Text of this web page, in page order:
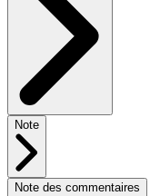
Note
Note des commentaires